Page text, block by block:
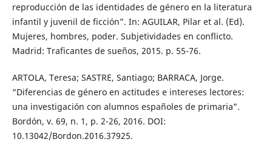
reproducción de las identidades de género en la literatura
infantil y juvenil de ficción”. In: AGUILAR, Pilar et al. (Ed).
Mujeres, hombres, poder. Subjetividades en conflicto.
Madrid: Traficantes de sueños, 2015. p. 55-76.
ARTOLA, Teresa; SASTRE, Santiago; BARRACA, Jorge.
“Diferencias de género en actitudes e intereses lectores:
una investigación con alumnos españoles de primaria”.
Bordón, v. 69, n. 1, p. 2-26, 2016. DOI:
10.13042/Bordon.2016.37925.